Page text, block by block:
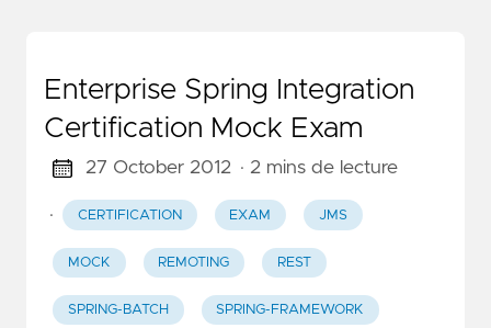
Enterprise Spring Integration
Certification Mock Exam
27 October 2012 · 2 mins de lecture
· CERTIFICATION EXAM JMS
MOCK REMOTING REST
SPRING-BATCH SPRING-FRAMEWORK